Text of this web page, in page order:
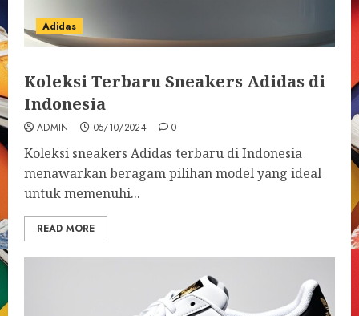
Adidas
Koleksi Terbaru Sneakers Adidas di
Indonesia
ADMIN 05/10/2024 0
Koleksi sneakers Adidas terbaru di Indonesia
menawarkan beragam pilihan model yang ideal
untuk memenuhi...
READ MORE